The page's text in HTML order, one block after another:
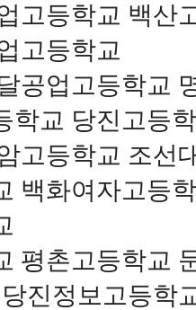
고등학교 백산
고등학교
공업고등학교
학교 당진고등
고등학교 조선
백화여자고등
평촌고등학교
진정보고등학